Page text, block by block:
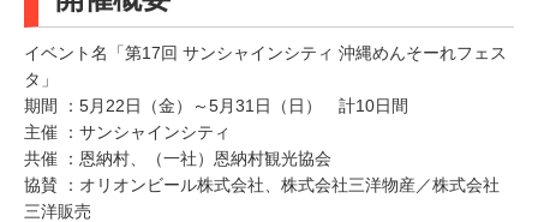
イベント名「第17回 サンシャインシティ 沖縄めんそーれフェス
タ」
期間 ：5月22日（金）～5月31日（日） 計10日間
主催 ：サンシャインシティ
共催 ：恩納村、（一社）恩納村観光協会
協賛 ：オリオンビール株式会社、株式会社三洋物産／株式会社
三洋販売